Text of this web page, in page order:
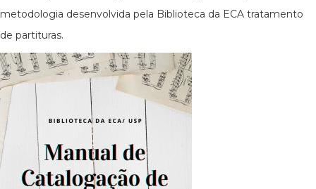
metodologia desenvolvida pela Biblioteca da ECA tratamento
de partituras.